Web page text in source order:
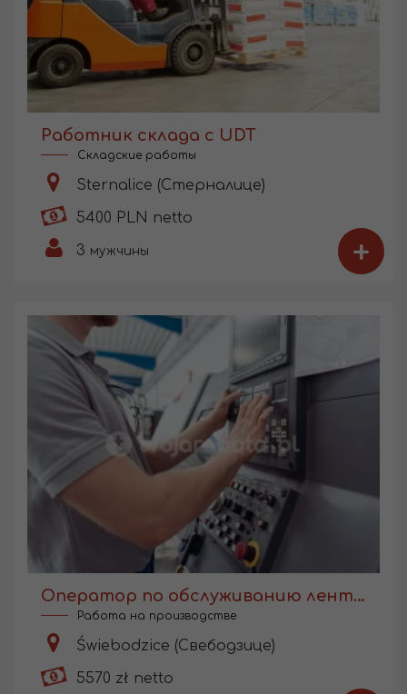
Работник склада с UDT
Складские работы
Sternalice (Стерналице)
5400 PLN netto
3 мужчины +
Оператор по обслуживанию ленточных пил
Работа на производстве
Świebodzice (Свебодзице)
5570 zł netto